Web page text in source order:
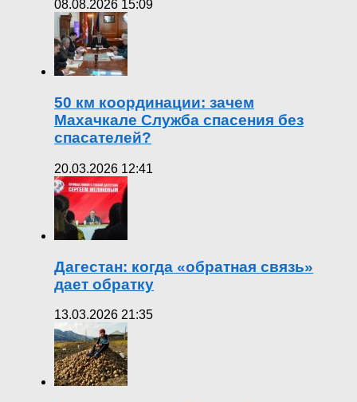
08.08.2026 15:09
50 км координации: зачем
Махачкале Служба спасения без
спасателей?
20.03.2026 12:41
Дагестан: когда «обратная связь»
дает обратку
13.03.2026 21:35